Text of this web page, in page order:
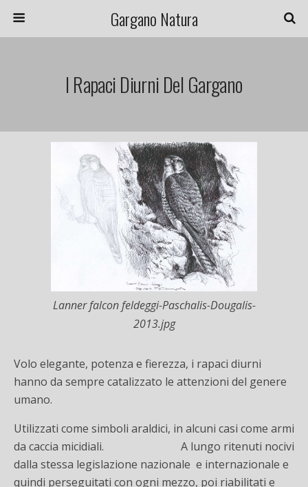
Gargano Natura
I Rapaci Diurni Del Gargano
Lanner falcon feldeggi-Paschalis-Dougalis-
2013.jpg
Volo elegante, potenza e fierezza, i rapaci diurni
hanno da sempre catalizzato le attenzioni del genere
umano.
Utilizzati come simboli araldici, in alcuni casi come armi
da caccia micidiali. A lungo ritenuti nocivi
dalla stessa legislazione nazionale e internazionale e
quindi perseguitati con ogni mezzo, poi riabilitati e